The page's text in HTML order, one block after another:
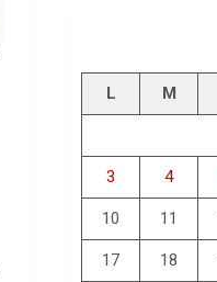
L M
3 4
10 11
17 18